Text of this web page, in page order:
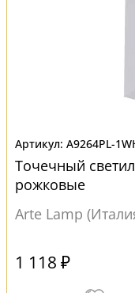
A9264PL-
Точечный
рожковые
Arte Lamp
1 118 ₽